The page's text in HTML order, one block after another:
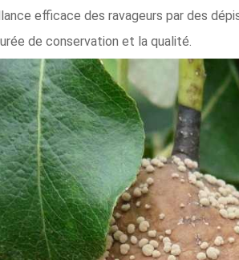
efficace des ravageurs par des
de conservation et la qualité.